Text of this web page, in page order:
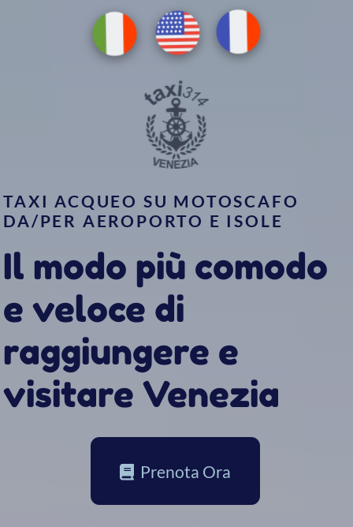
TAXI ACQUEO SU MOTOSCAFO
DA/PER AEROPORTO E ISOLE
Il modo più comodo
e veloce di
raggiungere e
visitare Venezia
Oppure chiama ora il+39 351 143 0708
(Attivo 24h)
EN FR
Viaggiando con noi ti resta
più tempo per vivere